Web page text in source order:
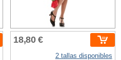
18,80 €
2 tallas disponibles